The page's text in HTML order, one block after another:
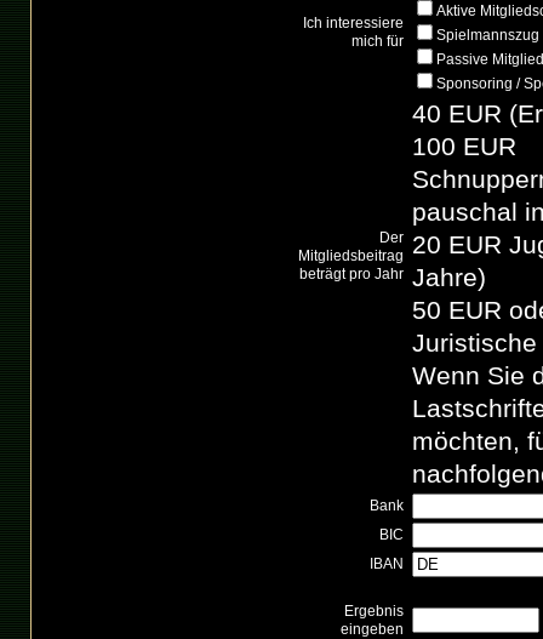
Ich interessiere
mich für
Aktive
Spielmannszug
Passive
Sponsoring /
Der
Mitgliedsbeitrag
beträgt pro Jahr
40 EUR
100 EUR
pauschal
20 EUR
Jahre)
50 EUR
Juristische
Wenn Sie
möchten,
Bank
BIC
IBAN
Ergebnis
eingeben